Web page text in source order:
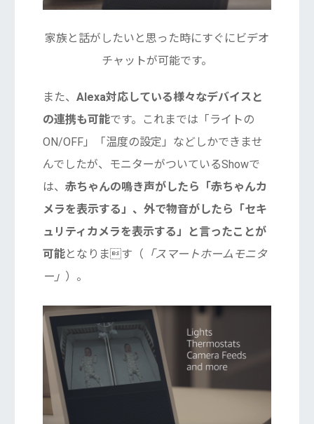
家族と話がしたいと思った時にすぐにビデオ
チャットが可能です。
また、 Alexa対応している様々なデバイスと
の連携も可能です。これまでは「ライトの
ON/OFF」「温度の設定」などしかできませ
んでしたが、モニターがついているShowで
は、 赤ちゃんの鳴き声がしたら「赤ちゃんカ
メラを表示する」、外で物音がしたら「セキ
ュリティカメラを表示する」と言ったことが
可能となります（ 「スマートホームモニタ
ー」 ）。